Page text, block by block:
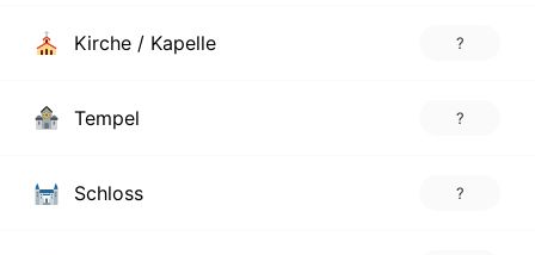
Kirche / Kapelle ?
Tempel ?
Schloss ?